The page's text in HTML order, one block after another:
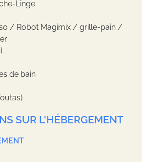
Linge
/ Robot Magimix / grille-pain /
de bain
SUR L'HÉBERGEMENT